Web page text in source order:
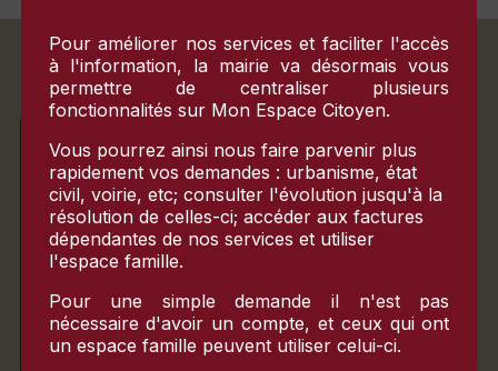
ACCUEIL DU PUBLIC
Matin
10h-12h
Mardi
Pour améliorer nos services et faciliter l'accès
à l'information, la mairie va désormais vous
permettre de centraliser plusieurs
fonctionnalités sur Mon Espace Citoyen.
Vous pourrez ainsi nous faire parvenir plus
rapidement vos demandes : urbanisme, état
civil, voirie, etc; consulter l'évolution jusqu'à la
résolution de celles-ci; accéder aux factures
dépendantes de nos services et utiliser
l'espace famille.
Pour une simple demande il n'est pas
nécessaire d'avoir un compte, et ceux qui ont
un espace famille peuvent utiliser celui-ci.